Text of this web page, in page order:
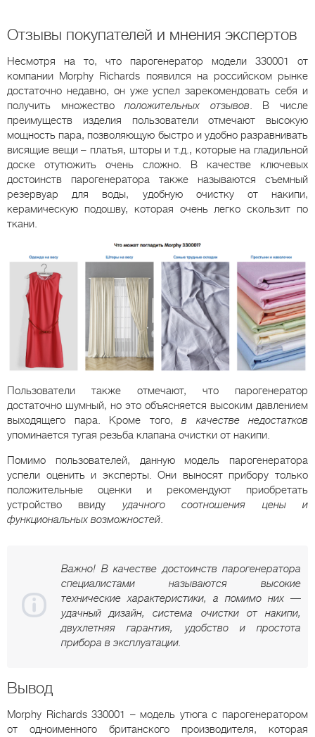
Отзывы покупателей и мнения экспертов
Несмотря на то, что парогенератор модели 330001 от
компании Morphy Richards появился на российском рынке
достаточно недавно, он уже успел зарекомендовать себя и
получить множествоположительных отзывов. В числе
преимуществ изделия пользователи отмечают высокую
мощность пара, позволяющую быстро и удобно разравнивать
висящие вещи – платья, шторы и т.д., которые на гладильной
доске отутюжить очень сложно. В качестве ключевых
достоинств парогенератора также называются съемный
резервуар для воды, удобную очистку от накипи,
керамическую подошву, которая очень легко скользит по
ткани.
Пользователи также отмечают, что парогенератор
достаточно шумный, но это объясняется высоким давлением
выходящего пара. Кроме того, в качестве недостатков
упоминается тугая резьба клапана очистки от накипи.
Помимо пользователей, данную модель парогенератора
успели оценить и эксперты. Они выносят прибору только
положительные оценки и рекомендуют приобретать
устройство ввиду удачного соотношения цены и
функциональных возможностей.
Важно! В качестве достоинств парогенератора
специалистами называются высокие
технические характеристики, а помимо них —
удачный дизайн, система очистки от накипи,
двухлетняя гарантия, удобство и простота
прибора в эксплуатации.
Вывод
Morphy Richards 330001 – модель утюга с парогенератором
от одноименного британского производителя, которая